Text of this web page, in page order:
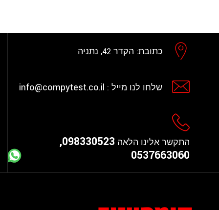
כתובת: הקדר 42, נתניה
שלחו לנו מייל : info@compytest.co.il
התקשר אלינו הלאה
098330523,
0537663060